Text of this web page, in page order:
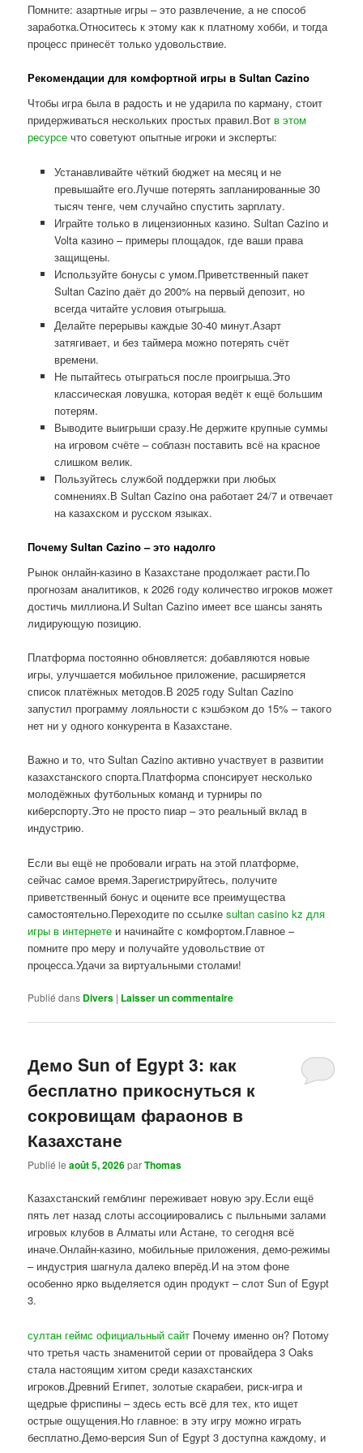
Помните: азартные игры – это развлечение, а не способ
заработка.Относитесь к этому как к платному хобби, и тогда
процесс принесёт только удовольствие.
Рекомендации для комфортной игры в Sultan Cazino
Чтобы игра была в радость и не ударила по карману, стоит
придерживаться нескольких простых правил.Вотв этом
ресурсе что советуют опытные игроки и эксперты:
Устанавливайте чёткий бюджет на месяц и не
превышайте его.Лучше потерять запланированные 30
тысяч тенге, чем случайно спустить зарплату.
Играйте только в лицензионных казино. Sultan Cazino и
Volta казино – примеры площадок, где ваши права
защищены.
Используйте бонусы с умом.Приветственный пакет
Sultan Cazino даёт до 200% на первый депозит, но
всегда читайте условия отыгрыша.
Делайте перерывы каждые 30-40 минут.Азарт
затягивает, и без таймера можно потерять счёт
времени.
Не пытайтесь отыграться после проигрыша.Это
классическая ловушка, которая ведёт к ещё большим
потерям.
Выводите выигрыши сразу.Не держите крупные суммы
на игровом счёте – соблазн поставить всё на красное
слишком велик.
Пользуйтесь службой поддержки при любых
сомнениях.В Sultan Cazino она работает 24/7 и отвечает
на казахском и русском языках.
Почему Sultan Cazino – это надолго
Рынок онлайн-казино в Казахстане продолжает расти.По
прогнозам аналитиков, к 2026 году количество игроков может
достичь миллиона.И Sultan Cazino имеет все шансы занять
лидирующую позицию.
Платформа постоянно обновляется: добавляются новые
игры, улучшается мобильное приложение, расширяется
список платёжных методов.В 2025 году Sultan Cazino
запустил программу лояльности с кэшбэком до 15% – такого
нет ни у одного конкурента в Казахстане.
Важно и то, что Sultan Cazino активно участвует в развитии
казахстанского спорта.Платформа спонсирует несколько
молодёжных футбольных команд и турниры по
киберспорту.Это не просто пиар – это реальный вклад в
индустрию.
Если вы ещё не пробовали играть на этой платформе,
сейчас самое время.Зарегистрируйтесь, получите
приветственный бонус и оцените все преимущества
самостоятельно.Переходите по ссылкеsultan casino kz для
игры в интернете и начинайте с комфортом.Главное –
помните про меру и получайте удовольствие от
процесса.Удачи за виртуальными столами!
Publié dans Divers | Laisser un commentaire
Демо Sun of Egypt 3: как
бесплатно прикоснуться к
сокровищам фараонов в
Казахстане
Publié leaoût 5, 2026parThomas
Казахстанский гемблинг переживает новую эру.Если ещё
пять лет назад слоты ассоциировались с пыльными залами
игровых клубов в Алматы или Астане, то сегодня всё
иначе.Онлайн-казино, мобильные приложения, демо-режимы
– индустрия шагнула далеко вперёд.И на этом фоне
особенно ярко выделяется один продукт – слот Sun of Egypt
3.
султан геймс официальный сайт Почему именно он? Потому
что третья часть знаменитой серии от провайдера 3 Oaks
стала настоящим хитом среди казахстанских
игроков.Древний Египет, золотые скарабеи, риск-игра и
щедрые фриспины – здесь есть всё для тех, кто ищет
острые ощущения.Но главное: в эту игру можно играть
бесплатно.Демо-версия Sun of Egypt 3 доступна каждому, и